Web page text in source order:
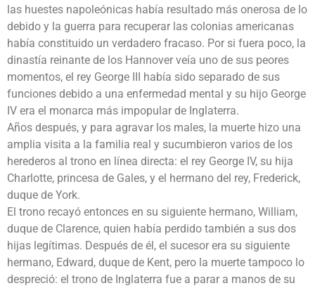
las huestes napoleónicas había resultado más o­nerosa de lo
debido y la guerra para recuperar las colonias americanas
había constituido un verdadero fracaso. Por si fuera poco, la
dinastía reinante de los Hannover veía uno de sus peores
momentos, el rey George III había sido separado de sus
funciones debido a una enfermedad mental y su hijo George
IV era el monarca más impopular de Inglaterra.
Años después, y para agravar los males, la muerte hizo una
amplia visita a la familia real y sucumbieron varios de los
herederos al trono en línea directa: el rey George IV, su hija
Charlotte, princesa de Gales, y el hermano del rey, Frederick,
duque de York.
El trono recayó entonces en su siguiente hermano, William,
duque de Clarence, quien había perdido también a sus dos
hijas legítimas. Después de él, el sucesor era su siguiente
hermano, Edward, duque de Kent, pero la muerte tampoco lo
despreció: el trono de Inglaterra fue a parar a manos de su